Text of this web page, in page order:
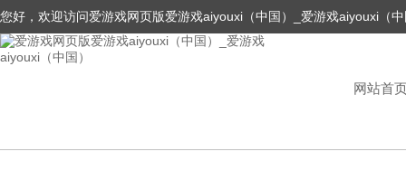
您好，欢迎访问爱游戏网页版爱游戏aiyouxi（中国）_爱游戏aiyouxi（
网站首